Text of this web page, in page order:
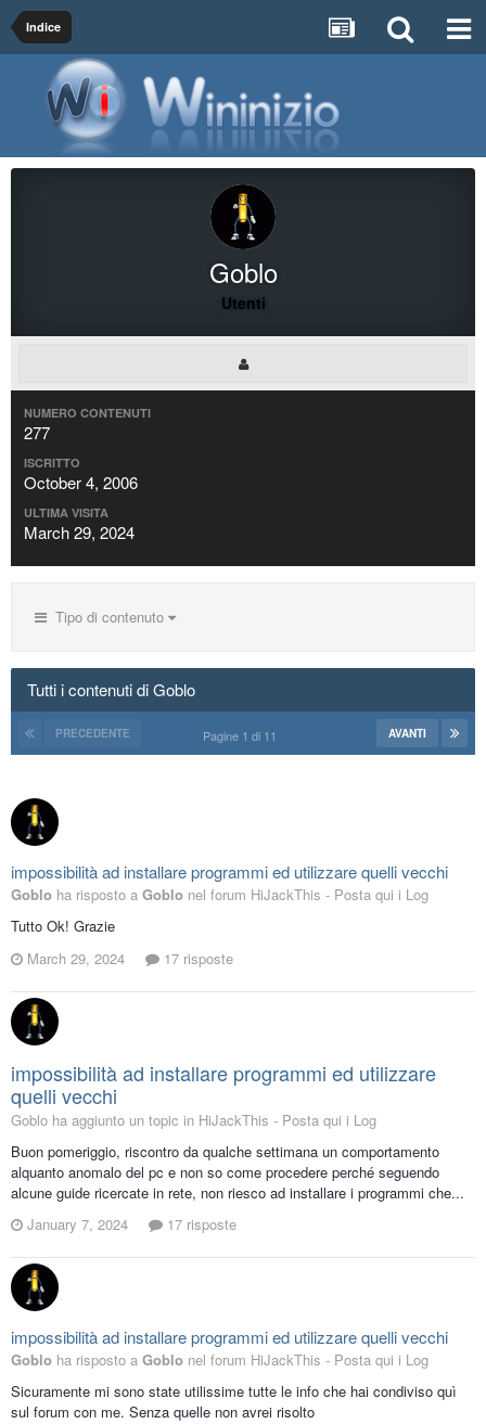
Indice
Goblo
Utenti
NUMERO CONTENUTI
277
ISCRITTO
October 4, 2006
ULTIMA VISITA
March 29, 2024
Tipo di contenuto
Tutti i contenuti di Goblo
PRECEDENTE AVANTI
Pagine 1 di 11
impossibilità ad installare programmi ed utilizzare quelli vecchi
Goblo ha risposto a Goblo nel forum HiJackThis - Posta qui i Log
Tutto Ok! Grazie
March 29, 2024
17 risposte
impossibilità ad installare programmi ed utilizzare
quelli vecchi
Goblo ha aggiunto un topic in HiJackThis - Posta qui i Log
Buon pomeriggio, riscontro da qualche settimana un comportamento
alquanto anomalo del pc e non so come procedere perché seguendo
alcune guide ricercate in rete, non riesco ad installare i programmi che...
January 7, 2024
17 risposte
impossibilità ad installare programmi ed utilizzare quelli vecchi
Goblo ha risposto a Goblo nel forum HiJackThis - Posta qui i Log
Sicuramente mi sono state utilissime tutte le info che hai condiviso quì
sul forum con me. Senza quelle non avrei risolto